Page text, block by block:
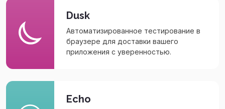
Dusk
Автоматизированное тестирование в
браузере для доставки вашего
приложения с уверенностью.
Echo